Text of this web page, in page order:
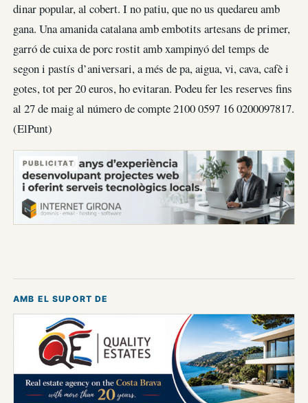
dinar popular, al cobert. I no patiu, que no us quedareu amb
gana. Una amanida catalana amb embotits artesans de primer,
garró de cuixa de porc rostit amb xampinyó del temps de
segon i pastís d’aniversari, a més de pa, aigua, vi, cava, cafè i
gotes, tot per 20 euros, ho evitaran. Podeu fer les reserves fins
al 27 de maig al número de compte 2100 0597 16 0200097817.
(ElPunt)
PUBLICITAT
AMB EL SUPORT DE